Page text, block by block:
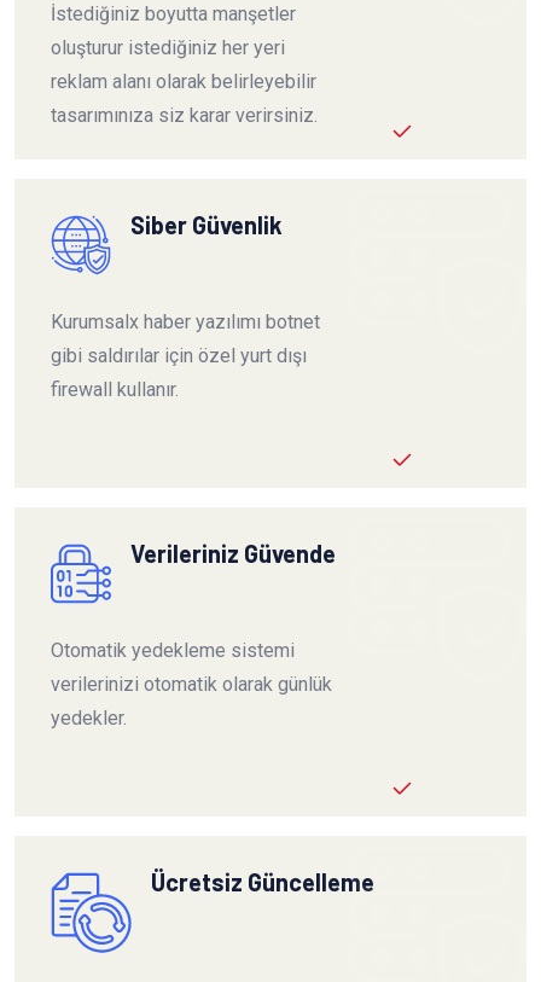
İstediğiniz boyutta manşetler
oluşturur istediğiniz her yeri
reklam alanı olarak belirleyebilir
tasarımınıza siz karar verirsiniz.
Siber Güvenlik
Kurumsalx haber yazılımı botnet
gibi saldırılar için özel yurt dışı
firewall kullanır.
Verileriniz Güvende
Otomatik yedekleme sistemi
verilerinizi otomatik olarak günlük
yedekler.
Ücretsiz Güncelleme